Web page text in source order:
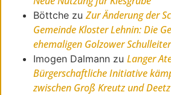
Böttche zuZur Änderung der
Gemeinde Kloster Lehnin: Die
ehemaligen Golzower
Imogen Dalmann zu Langer
Bürgerschaftliche Initiative
zwischen Groß Kreutz und Deetz